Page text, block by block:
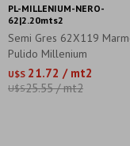
Semi Gres 62X119
Pulido Millenium
U$S 21.72 / mt2
U$S25.55 / mt2
PL-MILLENIUM-NERO-
62|2.20mts2